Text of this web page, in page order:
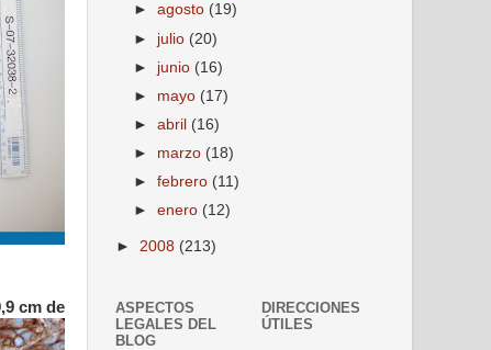
cm de
►agosto (19)
► julio (20)
► junio (16)
► mayo (17)
►abril (16)
► marzo (18)
►febrero (11)
►enero (12)
► 2008 (213)
ASPECTOS
LEGALES DEL
BLOG
DIRECCIONES
ÚTILES